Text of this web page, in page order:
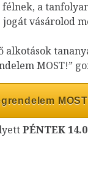
a
jogát vásárolod
alkotások
MOST!”
PÉNTEK